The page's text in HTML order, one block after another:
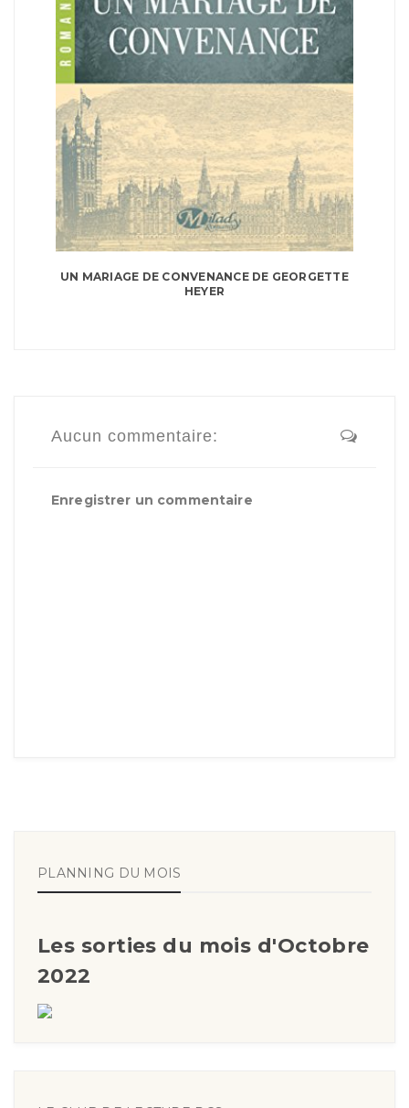
UN MARIAGE DE CONVENANCE DE GEORGETTE
HEYER
Aucun commentaire:
Enregistrer un commentaire
PLANNING DU MOIS
Les sorties du mois d'Octobre
2022